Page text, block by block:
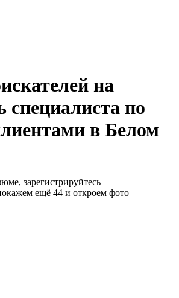
на
специалиста по
в Белом
зарегистрируйтесь
ещё 44 и откроем фото